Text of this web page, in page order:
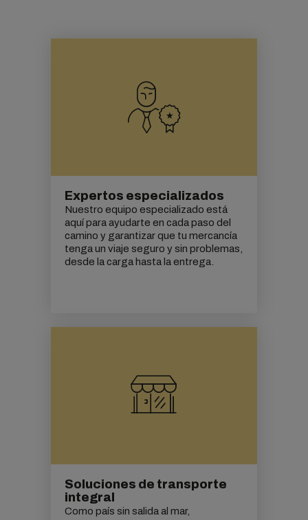
Expertos especializados
Nuestro equipo especializado está
aquí para ayudarte en cada paso del
camino y garantizar que tu mercancía
tenga un viaje seguro y sin problemas,
desde la carga hasta la entrega.
Soluciones de transporte
integral
Como país sin salida al mar,